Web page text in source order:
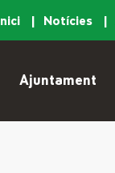
Inici Notícies
Ajuntament